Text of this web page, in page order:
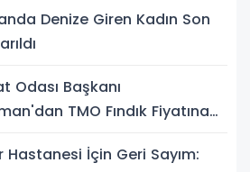
Denize Giren Kadın Son
Odası Başkanı
TMO Fındık Fiyatına
Hastanesi İçin Geri Sayım: